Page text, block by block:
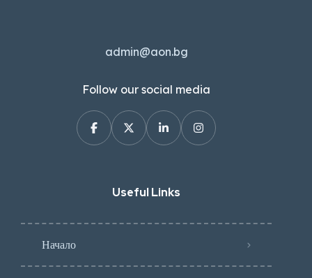
admin@aon.bg
Follow our social media
Useful Links
Начало